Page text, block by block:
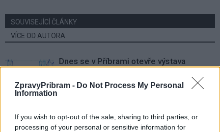
ZpravyPribram - Do Not Process My Personal
Information
If you wish to opt-out of the sale, sharing to third parties, or
processing of your personal or sensitive information for
SOUVISEJÍCÍ ČLÁNKY
VÍCE OD AUTORA
Kultura
Dnes se v Příbrami otevře výstava
i hudební a básnický program
jedinečnou atmosféru. Klasiku propojí